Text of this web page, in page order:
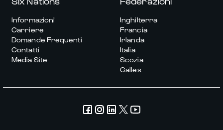
Informazioni
Carriere
Domande Frequenti
Contatti
Media Site
Inghilterra
Francia
Irlanda
Italia
Scozia
Galles